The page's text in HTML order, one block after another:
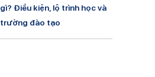
gì? Điều kiện, lộ trình học và
trường đào tạo